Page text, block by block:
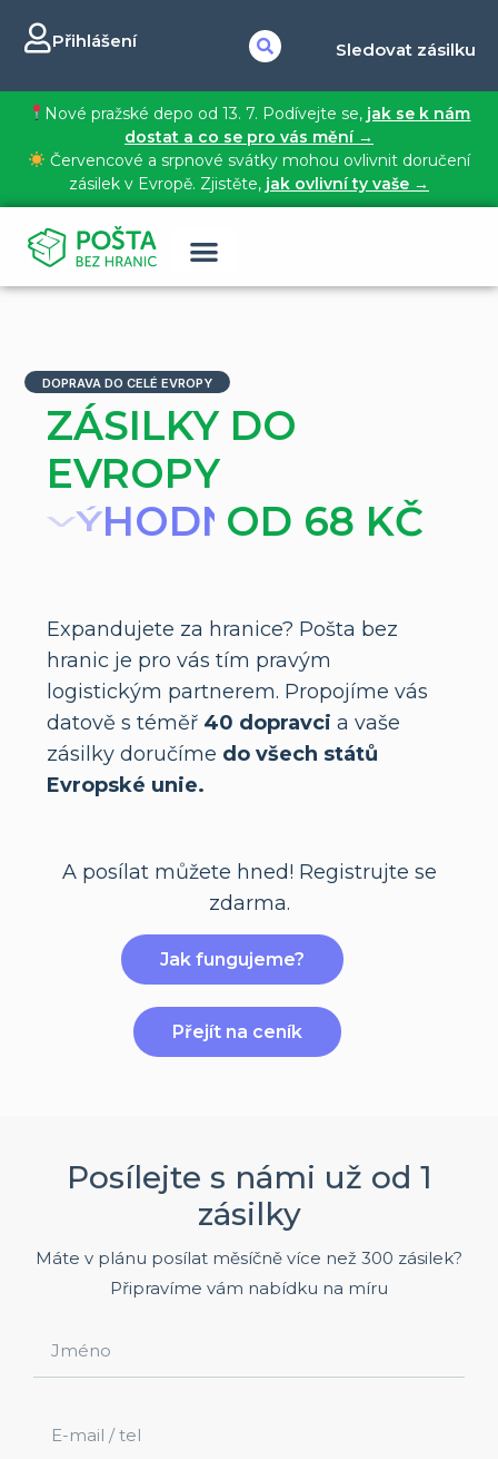
Přihlášení Sledovat zásilku
Nové pražské depo od 13. 7. Podívejte se, jak se k nám
dostat a co se pro vás mění →
Červencové a srpnové svátky mohou ovlivnit doručení
zásilek v Evropě. Zjistěte, jak ovlivní ty vaše →
DOPRAVA DO CELÉ EVROPY
ZÁSILKY DO
EVROPY
OD 68 KČ
Expandujete za hranice? Pošta bez
hranic je pro vás tím pravým
logistickým partnerem. Propojíme vás
datově s téměř 40 dopravci a vaše
zásilky doručíme do všech států
Evropské unie.
A posílat můžete hned! Registrujte se
zdarma.
Jak fungujeme?
Přejít na ceník
Posílejte s námi už od 1
zásilky
Máte v plánu posílat měsíčně více než 300 zásilek?
Připravíme vám nabídku na míru